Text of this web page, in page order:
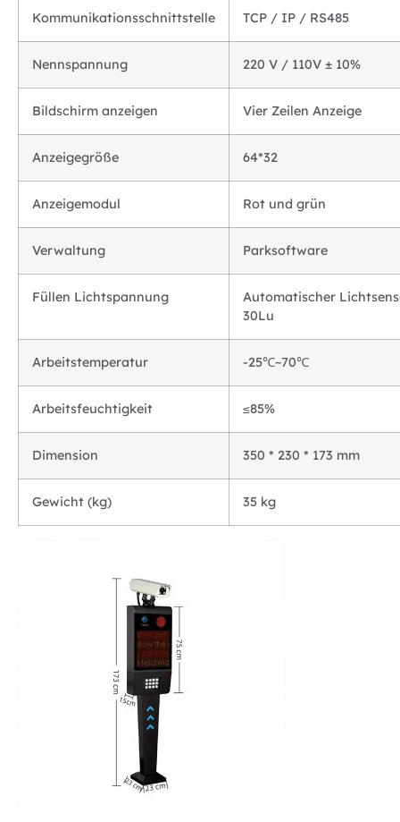
Kommunikationsschnittstelle TCP / IP / RS485
Nennspannung 220 V / 110V ± 10%
Bildschirm anzeigen Vier Zeilen Anzeige
Anzeigegröße 64*32
Anzeigemodul Rot und grün
Verwaltung Parksoftware
Füllen Lichtspannung
Automatischer
30Lu
Arbeitstemperatur -25℃~70℃
Arbeitsfeuchtigkeit ≤85%
Dimension 350 * 230 * 173 mm
Gewicht (kg) 35 kg